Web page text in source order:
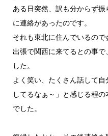
ある日突然、訳も分からず
に連絡があったのです。
それも東北に住んでいるので
出張で関西に来てるとの事
した。
よく笑い、たくさん話して
してるなぁ～」と感じる程
でした。